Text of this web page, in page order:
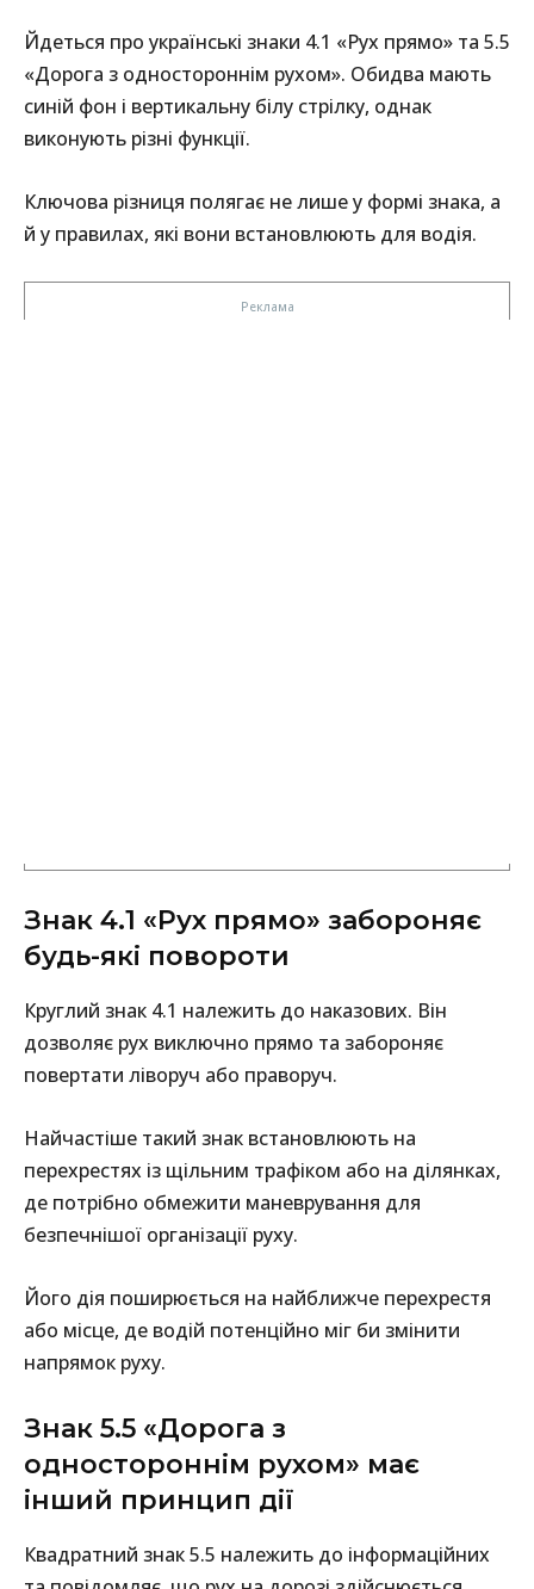
Йдеться про українські знаки 4.1 «Рух прямо» та 5.5
«Дорога з одностороннім рухом». Обидва мають
синій фон і вертикальну білу стрілку, однак
виконують різні функції.
Ключова різниця полягає не лише у формі знака, а
й у правилах, які вони встановлюють для водія.
Знак 4.1 «Рух прямо» забороняє
будь-які повороти
Круглий знак 4.1 належить до наказових. Він
дозволяє рух виключно прямо та забороняє
повертати ліворуч або праворуч.
Найчастіше такий знак встановлюють на
перехрестях із щільним трафіком або на ділянках,
де потрібно обмежити маневрування для
безпечнішої організації руху.
Його дія поширюється на найближче перехрестя
або місце, де водій потенційно міг би змінити
напрямок руху.
Знак 5.5 «Дорога з
одностороннім рухом» має
інший принцип дії
Квадратний знак 5.5 належить до інформаційних